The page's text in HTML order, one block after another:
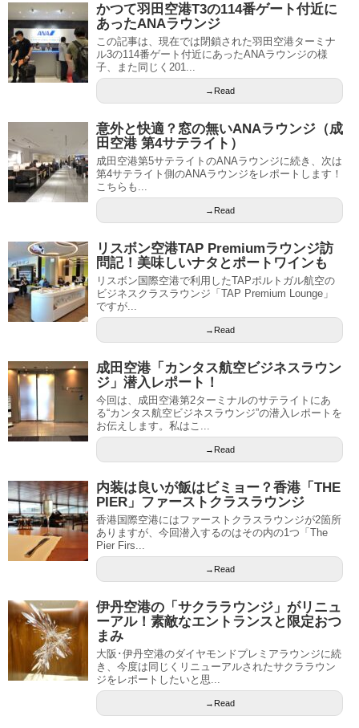
かつて羽田空港T3の114番ゲート付近に
あったANAラウンジ
この記事は、現在では閉鎖された羽田空港ターミナ
ル3の114番ゲート付近にあったANAラウンジの様
子、また同じく201...
→Read
意外と快適？窓の無いANAラウンジ（成
田空港 第4サテライト）
成田空港第5サテライトのANAラウンジに続き、次は
第4サテライト側のANAラウンジをレポートします！
こちらも...
→Read
リスボン空港TAP Premiumラウンジ訪
問記！美味しいナタとポートワインも
リスボン国際空港で利用したTAPポルトガル航空の
ビジネスクラスラウンジ「TAP Premium Lounge」
ですが...
→Read
成田空港「カンタス航空ビジネスラウン
ジ」潜入レポート！
今回は、成田空港第2ターミナルのサテライトにあ
る“カンタス航空ビジネスラウンジ”の潜入レポートを
お伝えします。私はこ...
→Read
内装は良いが飯はビミョー？香港「THE
PIER」ファーストクラスラウンジ
香港国際空港にはファーストクラスラウンジが2箇所
ありますが、今回潜入するのはその内の1つ「The
Pier Firs...
→Read
伊丹空港の「サクララウンジ」がリニュ
ーアル！素敵なエントランスと限定おつ
まみ
大阪･伊丹空港のダイヤモンドプレミアラウンジに続
き、今度は同じくリニューアルされたサクララウン
ジをレポートしたいと思...
→Read